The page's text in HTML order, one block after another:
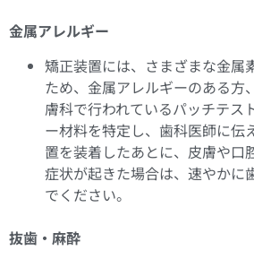
金属アレルギー
矯正装置には、さまざまな金属
ため、金属アレルギーのある方
膚科で行われているパッチテス
ー材料を特定し、歯科医師に伝
置を装着したあとに、皮膚や口
症状が起きた場合は、速やかに
でください。
抜歯・麻酔